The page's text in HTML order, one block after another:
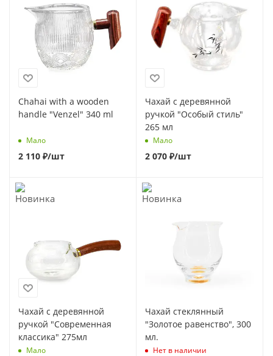
Chahai with a wooden
handle "Venzel" 340 ml
Мало
2 110 ₽/шт
Чахай с деревянной
ручкой "Особый стиль"
265 мл
Мало
2 070 ₽/шт
Чахай с деревянной
ручкой "Современная
классика" 275мл
Мало
Чахай стеклянный
"Золотое равенство", 300
мл.
Нет в наличии